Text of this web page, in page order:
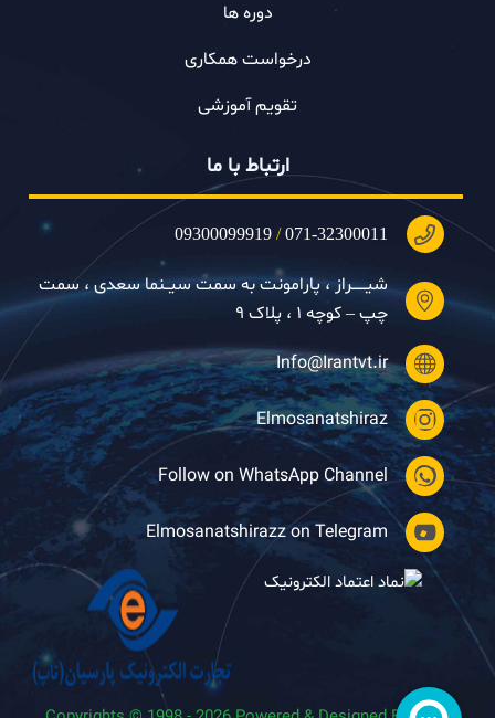
دوره ها
درخواست همکاری
تقویم آموزشی
ارتباط با ما
071-32300011
/
09300099919
شیــــــراز ، پارامونت به سمت سیــنما سعدی ، سمت
چپ – کوچه ۱ ، پلاک ۹
Info@Irantvt.ir
Elmosanatshiraz
Follow on WhatsApp Channel
Elmosanatshirazz on Telegram